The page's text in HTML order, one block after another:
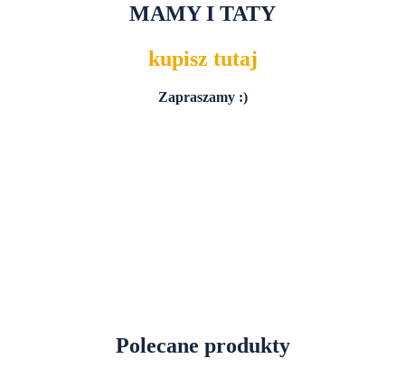
MAMY I TATY
kupisz tutaj
Zapraszamy :)
Polecane produkty